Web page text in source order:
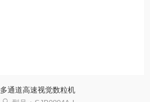
多通道高速视觉数粒机